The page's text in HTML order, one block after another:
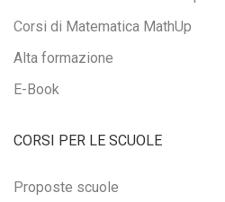
Corsi di Matematica MathUp
Alta formazione
E-Book
CORSI PER LE SCUOLE
Proposte scuole